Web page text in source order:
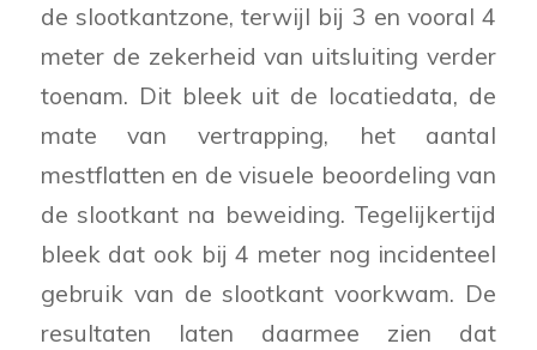
de slootkantzone, terwijl bij 3 en vooral 4
meter de zekerheid van uitsluiting verder
toenam. Dit bleek uit de locatiedata, de
mate van vertrapping, het aantal
mestflatten en de visuele beoordeling van
de slootkant na beweiding. Tegelijkertijd
bleek dat ook bij 4 meter nog incidenteel
gebruik van de slootkant voorkwam. De
resultaten laten daarmee zien dat